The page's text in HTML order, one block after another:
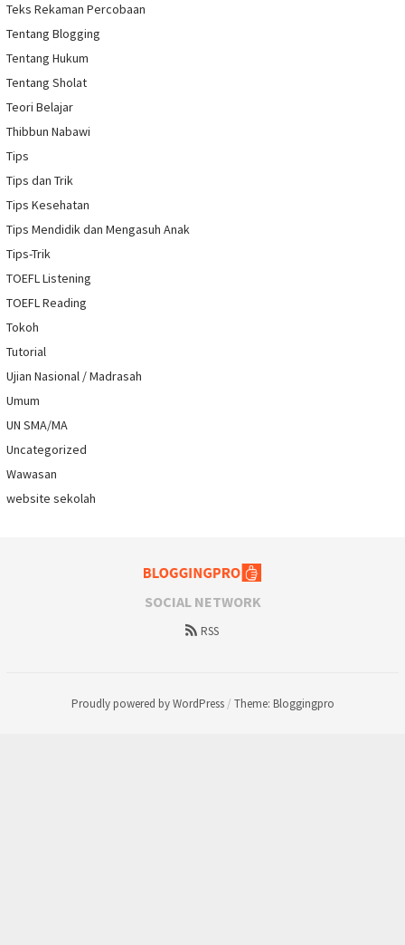
Teks Rekaman Percobaan
Tentang Blogging
Tentang Hukum
Tentang Sholat
Teori Belajar
Thibbun Nabawi
Tips
Tips dan Trik
Tips Kesehatan
Tips Mendidik dan Mengasuh Anak
Tips-Trik
TOEFL Listening
TOEFL Reading
Tokoh
Tutorial
Ujian Nasional / Madrasah
Umum
UN SMA/MA
Uncategorized
Wawasan
website sekolah
SOCIAL NETWORK
RSS
Proudly powered by WordPress / Theme: Bloggingpro